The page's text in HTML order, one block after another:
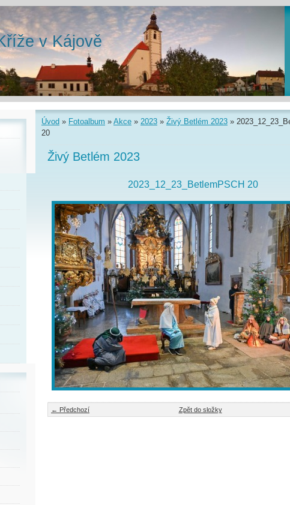
v Kájově
Úvod » Fotoalbum » Akce » 2023 » Živý Betlém 2023 »
20
Živý Betlém 2023
2023_12_23_BetlemPSCH 20
← Předchozí Zpět do složky